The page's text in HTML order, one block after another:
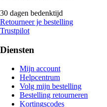
30 dagen bedenktijd
Retourneer je bestelling
Trustpilot
Diensten
Mijn account
Helpcentrum
Volg mijn bestelling
Bestelling retourneren
Kortingscodes